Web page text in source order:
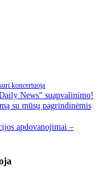
koncertuoja
News“ suapvalinimo!
su mūsų pagrindinėmis
apdovanojimai –